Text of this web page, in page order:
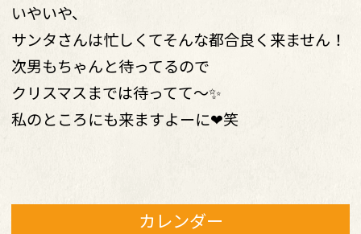
いやいや、
サンタさんは忙しくてそんな都合良く来ません！
次男もちゃんと待ってるので
クリスマスまでは待ってて～✨
私のところにも来ますよーに❤笑
カレンダー